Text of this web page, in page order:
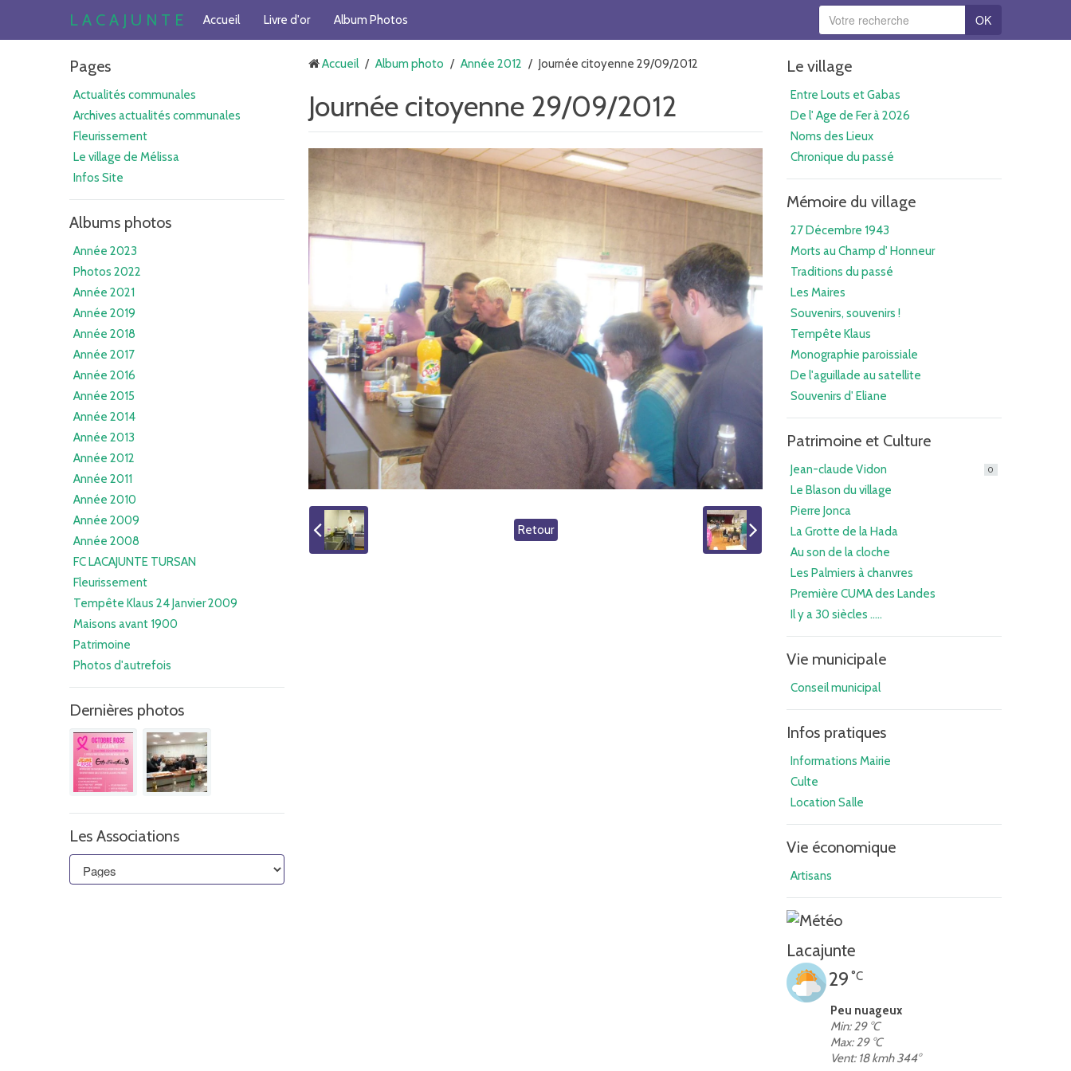
L A C A J U N T E Accueil Livre d'or Album Photos OK
Pages
Actualités communales
Archives actualités communales
Fleurissement
Le village de Mélissa
Infos Site
Albums photos
Année 2023
Photos 2022
Année 2021
Année 2019
Année 2018
Année 2017
Année 2016
Année 2015
Année 2014
Année 2013
Année 2012
Année 2011
Année 2010
Année 2009
Année 2008
FC LACAJUNTE TURSAN
Fleurissement
Tempête Klaus 24 Janvier 2009
Maisons avant 1900
Patrimoine
Photos d'autrefois
Dernières photos
Les Associations
Accueil / Album photo / Année 2012 / Journée citoyenne 29/09/2012
Journée citoyenne 29/09/2012
Retour
Le village
Entre Louts et Gabas
De l' Age de Fer à 2026
Noms des Lieux
Chronique du passé
Mémoire du village
27 Décembre 1943
Morts au Champ d' Honneur
Traditions du passé
Les Maires
Souvenirs, souvenirs !
Tempête Klaus
Monographie paroissiale
De l'aguillade au satellite
Souvenirs d' Eliane
Patrimoine et Culture
Jean-claude Vidon 0
Le Blason du village
Pierre Jonca
La Grotte de la Hada
Au son de la cloche
Les Palmiers à chanvres
Première CUMA des Landes
Il y a 30 siècles .....
Vie municipale
Conseil municipal
Infos pratiques
Informations Mairie
Culte
Location Salle
Vie économique
Artisans
Lacajunte
29 °C
Peu nuageux
Min: 29 °C
Max: 29 °C
Vent: 18 kmh 344°